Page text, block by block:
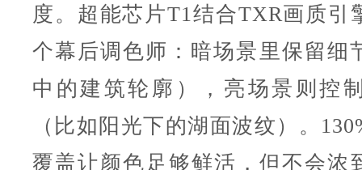
度。超能芯片T1结合TXR画质引
个幕后调色师：暗场景里保留细
中的建筑轮廓），亮场景则控
（比如阳光下的湖面波纹）。
覆盖让颜色足够鲜活，但不会